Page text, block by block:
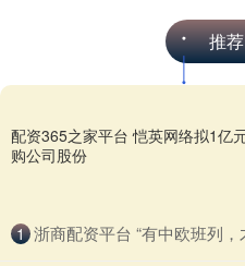
推
配资365之家平台 恺英网络拟1亿
购公司股份
1 浙商配资平台 “有中欧班列